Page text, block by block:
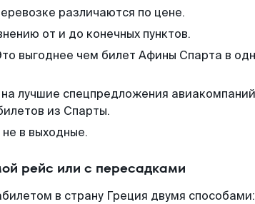
различаются по цене.
от и до конечных пунктов.
выгоднее чем билет Афины Спарта в
лучшие спецпредложения
из Спарты.
в выходные.
рейс или с пересадками
в страну Греция двумя способами: